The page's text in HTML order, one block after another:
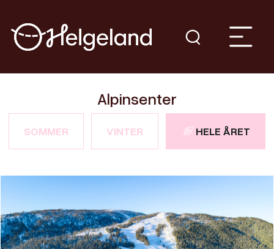
Alpinsenter
SOMMER VINTER HELE ÅRET